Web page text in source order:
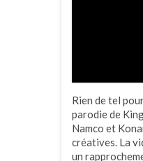
Rien de tel
parodie de
Namco et
créatives. La
un